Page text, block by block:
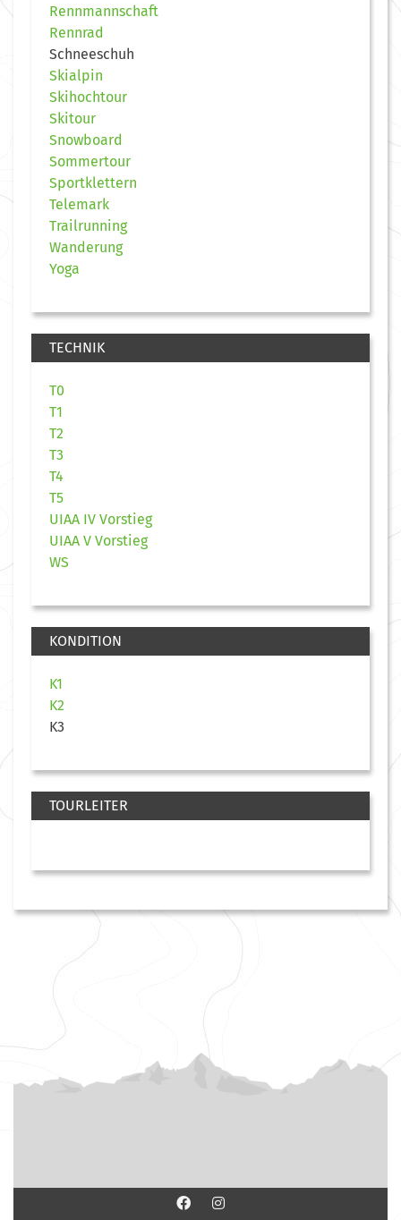
Rennmannschaft
Rennrad
Schneeschuh
Skialpin
Skihochtour
Skitour
Snowboard
Sommertour
Sportklettern
Telemark
Trailrunning
Wanderung
Yoga
TECHNIK
T0
T1
T2
T3
T4
T5
UIAA IV Vorstieg
UIAA V Vorstieg
WS
KONDITION
K1
K2
K3
TOURLEITER